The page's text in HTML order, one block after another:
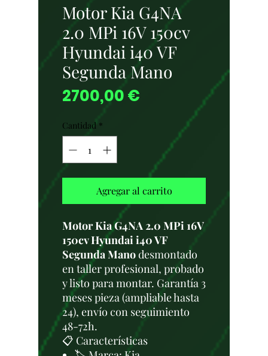
Motor Kia G4NA
2.0 MPi 16V 150cv
Hyundai i40 VF
Segunda Mano
2700,00 €
Cantidad *
Agregar al carrito
Motor Kia G4NA 2.0 MPi 16V
150cv Hyundai i40 VF
Segunda Manodesmontado
en taller profesional, probado
y listo para montar. Garantía 3
meses pieza (ampliable hasta
24), envío con seguimiento
48-72h.
📋 Características